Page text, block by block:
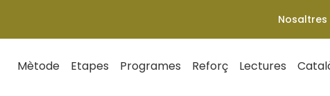
Nosaltres
Mètode Etapes Programes Reforç Lectures